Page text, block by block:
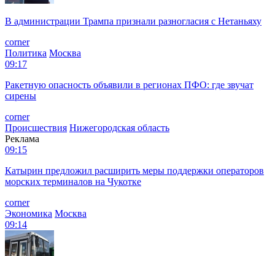
В администрации Трампа признали разногласия с Нетаньяху
corner
Политика Москва
09:17
Ракетную опасность объявили в регионах ПФО: где звучат
сирены
corner
Происшествия Нижегородская область
Реклама
09:15
Катырин предложил расширить меры поддержки операторов
морских терминалов на Чукотке
corner
Экономика Москва
09:14